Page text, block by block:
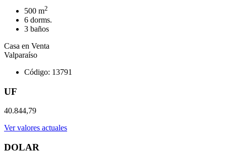
500 m2
6 dorms.
3 baños
Casa en Venta
Valparaíso
Código: 13791
UF
40.844,79
Ver valores actuales
DOLAR